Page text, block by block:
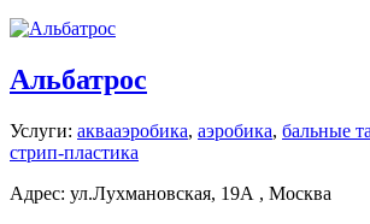
Альбатрос
Услуги: аквааэробика, аэробика, бальные
стрип-пластика
Адрес: ул.Лухмановская, 19А , Москва